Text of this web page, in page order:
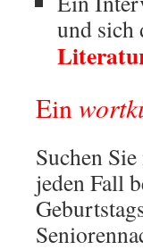
und sich
Ein
Suchen
jeden Fall